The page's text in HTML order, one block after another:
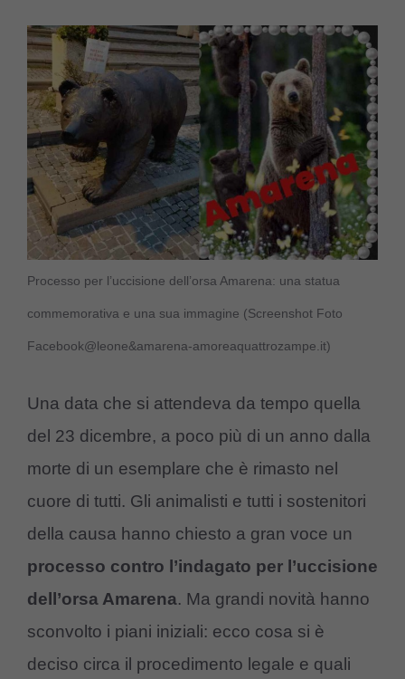
Processo per l’uccisione dell’orsa Amarena: una statua
commemorativa e una sua immagine (Screenshot Foto
Facebook@leone&amarena-amoreaquattrozampe.it)
Una data che si attendeva da tempo quella
del 23 dicembre, a poco più di un anno dalla
morte di un esemplare che è rimasto nel
cuore di tutti. Gli animalisti e tutti i sostenitori
della causa hanno chiesto a gran voce un
processo contro l’indagato per l’uccisione
dell’orsa Amarena. Ma grandi novità hanno
sconvolto i piani iniziali: ecco cosa si è
deciso circa il procedimento legale e quali